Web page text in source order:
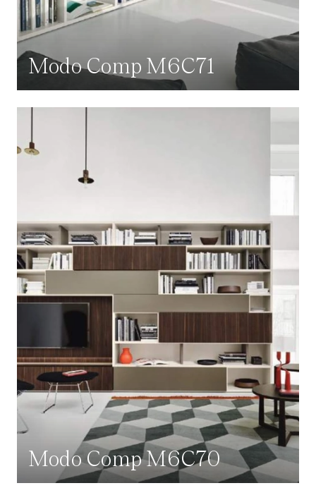
Modo Comp M6C71
Modo Comp M6C70